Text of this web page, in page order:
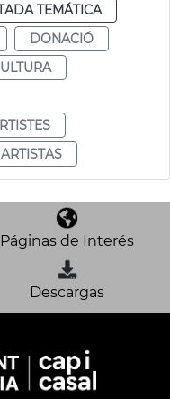
TEMÁTICA
DONACIÓ
ARTISTAS
Páginas de Interés
Descargas